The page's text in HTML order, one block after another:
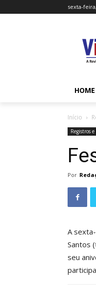
sexta-
HOME
Início
Registros
Por
A
Santos
seu